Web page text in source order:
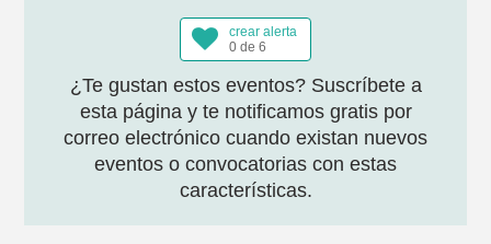
crear alerta
0 de 6
¿Te gustan estos eventos? Suscríbete a
esta página y te notificamos gratis por
correo electrónico cuando existan nuevos
eventos o convocatorias con estas
características.